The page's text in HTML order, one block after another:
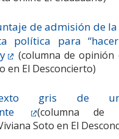
de admisión de la
política para
(columna de opinión
en El Desconcierto)
gris de un
(columna de
Soto en El